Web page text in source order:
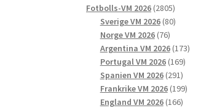
Fotbolls-VM 2026 28052805
produkter
Sverige VM 2026 8080
Norge VM 2026 7676
produkter
Argentina VM 2026 173173
Portugal VM 2026 169169
produkter
Spanien VM 2026 291291
produkter
Frankrike VM 2026 199199
England VM 2026 166166